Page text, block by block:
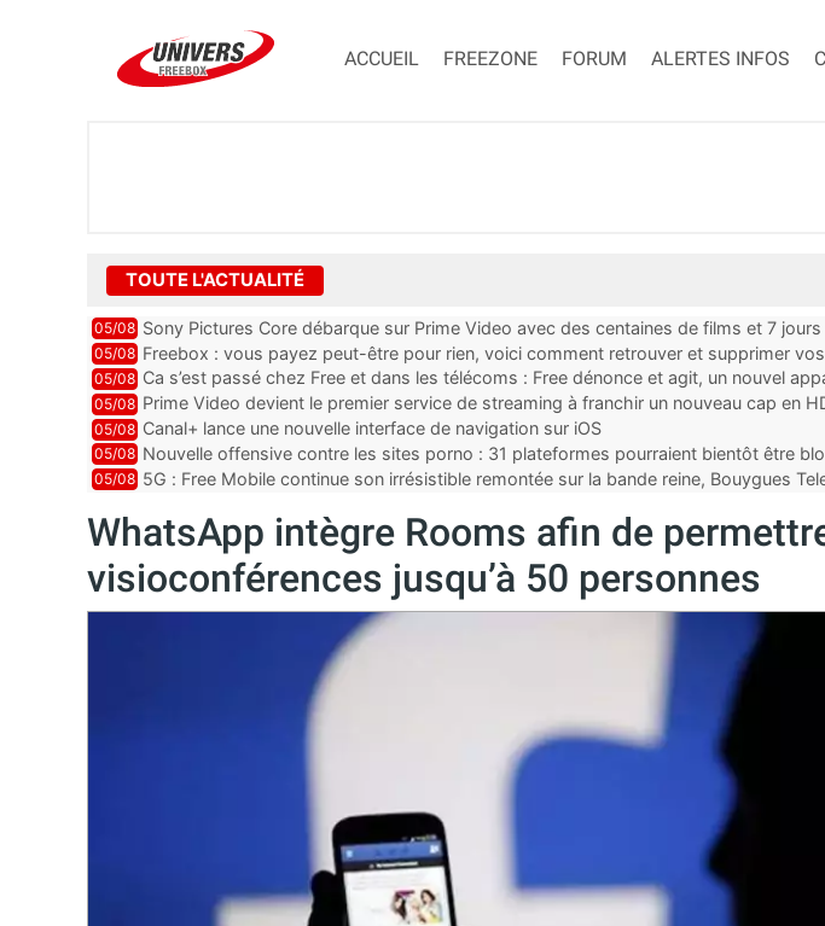
ACCUEIL FREEZONE FORUM ALERTES INFOS
TOUTE L'ACTUALITÉ
05/08 Sony Pictures Core débarque sur Prime Video avec des centaines de films et 7
05/08 Freebox : vous payez peut-être pour rien, voici comment retrouver et supprimer vos
abonnements TV oubliés
05/08 Ca s’est passé chez Free et dans les télécoms : Free dénonce et agit, un nouvel
pointe le bout de...
05/08 Prime Video devient le premier service de streaming à franchir un nouveau cap en
ce lancement
05/08 Canal+ lance une nouvelle interface de navigation sur iOS
05/08 Nouvelle offensive contre les sites porno : 31 plateformes pourraient bientôt être
par Orange, Free, SF...
05/08 5G : Free Mobile continue son irrésistible remontée sur la bande reine, Bouygues
WhatsApp intègre Rooms afin de
visioconférences jusqu’à 50 personnes